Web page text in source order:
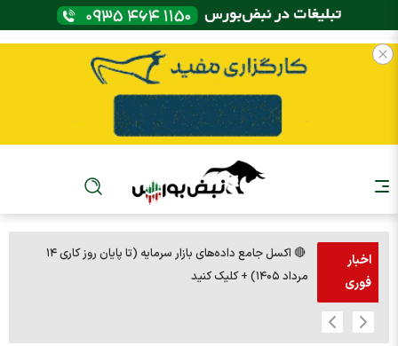
اخبار
فوری
🔴 اکسل جامع داده‌های بازار سرمایه (تا پایان روز کاری ۱۴
مرداد ۱۴۰۵) + کلیک کنید